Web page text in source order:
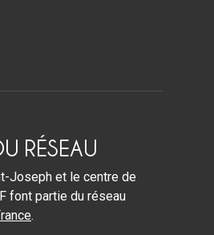
RÉSEAU
Joseph et le centre de
font partie du réseau
.